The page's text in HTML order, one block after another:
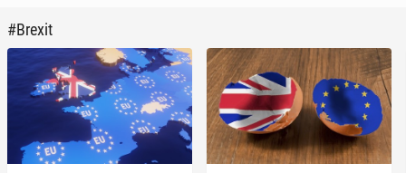
#Brexit